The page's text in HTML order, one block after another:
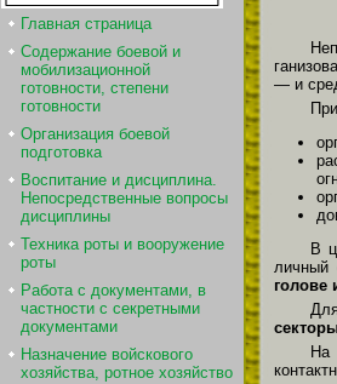
Главная страница
Содержание боевой и
мобилизационной
готовности, степени
готовности
Организация боевой
подготовка
Воспитание и дисциплина.
Непосредственные вопросы
дисциплины
Техника роты и вооружение
роты
Работа с документами, в
частности с секретными
документами
Назначение войскового
хозяйства, ротное хозяйство
— и
В
личный
голове
На